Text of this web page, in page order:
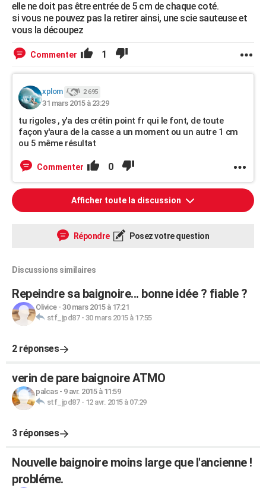
elle ne doit pas être entrée de 5 cm de chaque coté.
si vous ne pouvez pas la retirer ainsi, une scie sauteuse et
vous la découpez
Commenter 1
xplom 2 695
31 mars 2015 à 23:29
tu rigoles , y'a des crétin point fr qui le font, de toute
façon y'aura de la casse a un moment ou un autre 1 cm
ou 5 même résultat
Commenter 0
Afficher toute la discussion
Répondre Posez votre question
Discussions similaires
Repeindre sa baignoire... bonne idée ? fiable ?
Olivice- 30 mars 2015 à 17:21
stf_jpd87- 30 mars 2015 à 17:55
2 réponses
verin de pare baignoire ATMO
palcas- 9 avr. 2015 à 11:59
stf_jpd87- 12 avr. 2015 à 07:29
3 réponses
Nouvelle baignoire moins large que l'ancienne !
probléme.